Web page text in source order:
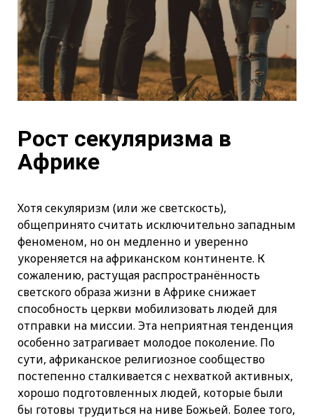
Рост секуляризма в
Африке
Хотя секуляризм (или же светскость),
общепринято считать исключительно западным
феноменом, но он медленно и уверенно
укореняется на африканском континенте. К
сожалению, растущая распространённость
светского образа жизни в Африке снижает
способность церкви мобилизовать людей для
отправки на миссии. Эта неприятная тенденция
особенно затрагивает молодое поколение. По
сути, африканское религиозное сообщество
постепенно сталкивается с нехваткой активных,
хорошо подготовленных людей, которые были
бы готовы трудиться на ниве Божьей. Более того,